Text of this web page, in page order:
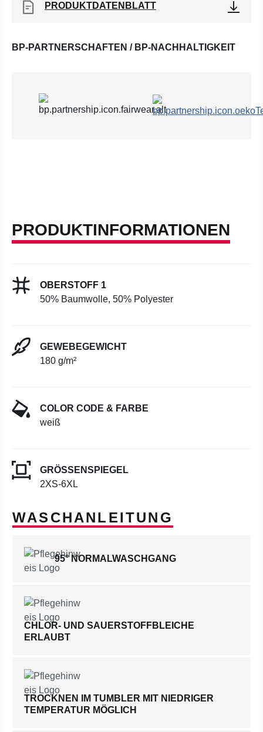
PRODUKTDATENBLATT
BP-PARTNERSCHAFTEN / BP-NACHHALTIGKEIT
PRODUKTINFORMATIONEN
OBERSTOFF 1
50% Baumwolle, 50% Polyester
GEWEBEGEWICHT
180 g/m²
COLOR CODE & FARBE
weiß
GRÖSSENSPIEGEL
2XS-6XL
WASCHANLEITUNG
95° NORMALWASCHGANG
CHLOR- UND SAUERSTOFFBLEICHE
ERLAUBT
TROCKNEN IM TUMBLER MIT NIEDRIGER
TEMPERATUR MÖGLICH